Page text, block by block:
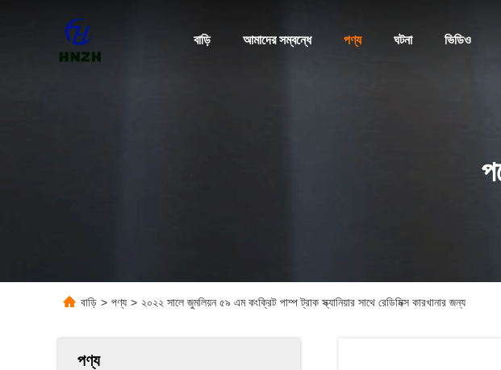
বাড়ি আমাদের সম্বন্ধে পণ্য ঘটনা ভিডিও
বাড়ি > পণ্য > ২০২২ সালে জুমলিয়ন ৫৯ এম কংক্রিট পাম্প ট্রাক স্ক্যানিয়ার সাথে রেডিমিক্স কারখানার জন্য
পণ্য